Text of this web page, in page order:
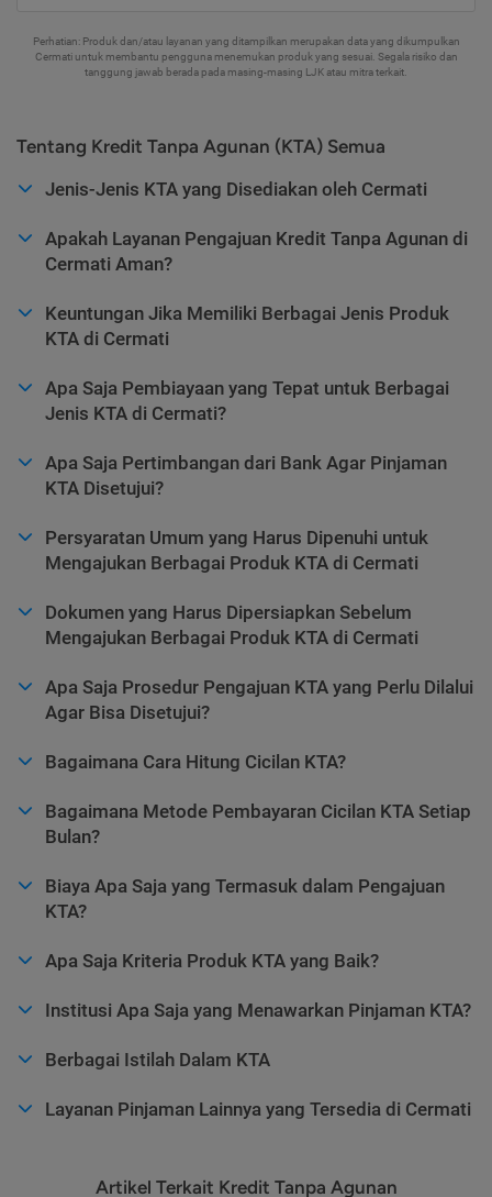
Perhatian: Produk dan/atau layanan yang ditampilkan merupakan data yang dikumpulkan
Cermati untuk membantu pengguna menemukan produk yang sesuai. Segala risiko dan
tanggung jawab berada pada masing-masing LJK atau mitra terkait.
Tentang Kredit Tanpa Agunan (KTA) Semua
Jenis-Jenis KTA yang Disediakan oleh Cermati
Apakah Layanan Pengajuan Kredit Tanpa Agunan di
Cermati Aman?
Keuntungan Jika Memiliki Berbagai Jenis Produk
KTA di Cermati
Apa Saja Pembiayaan yang Tepat untuk Berbagai
Jenis KTA di Cermati?
Apa Saja Pertimbangan dari Bank Agar Pinjaman
KTA Disetujui?
Persyaratan Umum yang Harus Dipenuhi untuk
Mengajukan Berbagai Produk KTA di Cermati
Dokumen yang Harus Dipersiapkan Sebelum
Mengajukan Berbagai Produk KTA di Cermati
Apa Saja Prosedur Pengajuan KTA yang Perlu Dilalui
Agar Bisa Disetujui?
Bagaimana Cara Hitung Cicilan KTA?
Bagaimana Metode Pembayaran Cicilan KTA Setiap
Bulan?
Biaya Apa Saja yang Termasuk dalam Pengajuan
KTA?
Apa Saja Kriteria Produk KTA yang Baik?
Institusi Apa Saja yang Menawarkan Pinjaman KTA?
Berbagai Istilah Dalam KTA
Layanan Pinjaman Lainnya yang Tersedia di Cermati
Artikel Terkait Kredit Tanpa Agunan